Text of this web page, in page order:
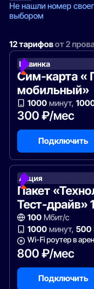
Не нашли номер
выбором
12 тарифовот 2
Новинка
Сим-карта «
мобильный»
1000минут,
300 ₽/мес
Подключить
Акция
Пакет
Тест-драйв»
100Мбит/с
1000минут, 500
Wi-Fi роутер в
800 ₽/мес
Подключить